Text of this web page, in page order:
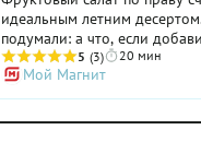
идеальным летним
подумали: а что, если
салат бисквит и любимое
Задумка воплотилась в этом рецепте. И
надо сказать, результат
самые смелые ожидания.
5 (3) 20 мин
Мой Магнит